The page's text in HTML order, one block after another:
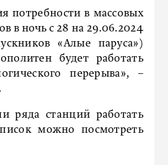
потребности в массовых
в ночь с 28 на 29.06.2024
«Алые паруса»)
будет работать
перерыва», –
ряда станций работать
можно посмотреть